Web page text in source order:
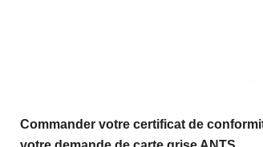
Commander votre certificat de